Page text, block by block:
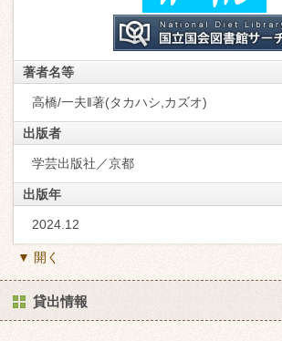
著者名等
高橋/一夫‖著(タカハシ,カズオ)
出版者
学芸出版社／京都
出版年
2024.12
▼ 開く
貸出情報